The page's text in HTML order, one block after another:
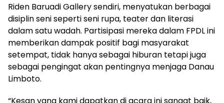
Riden Baruadi Gallery sendiri, menyatukan berbagai
disiplin seni seperti seni rupa, teater dan literasi
dalam satu wadah. Partisipasi mereka dalam FPDL ini
memberikan dampak positif bagi masyarakat
setempat, tidak hanya sebagai hiburan tetapi juga
sebagai pengingat akan pentingnya menjaga Danau
Limboto.
“Kesan yang kami dapatkan di acara ini sangat baik,